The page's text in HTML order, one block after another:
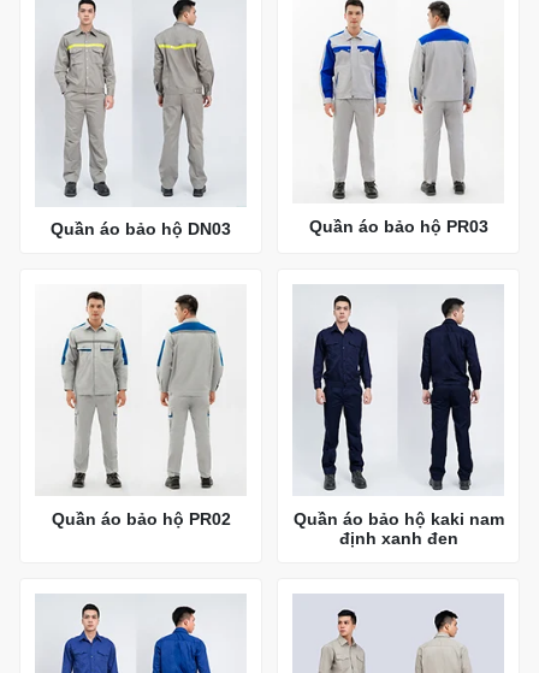
Quần áo bảo hộ DN03 Quần áo bảo hộ PR03
Quần áo bảo hộ PR02
Quần áo bảo hộ kaki nam
định xanh đen